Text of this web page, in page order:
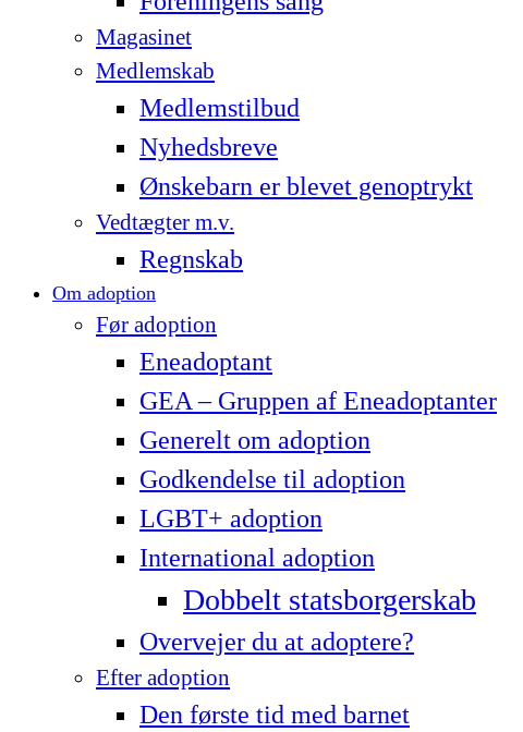
Magasinet
Medlemskab
Medlemstilbud
Nyhedsbreve
Ønskebarn er blevet genoptrykt
Vedtægter m.v.
Regnskab
Om adoption
Før adoption
Eneadoptant
GEA – Gruppen af Eneadoptanter
Generelt om adoption
Godkendelse til adoption
LG­BT+ adoption
International adoption
Dobbelt statsborgerskab
Overvejer du at adoptere?
Efter adoption
Den første tid med barnet